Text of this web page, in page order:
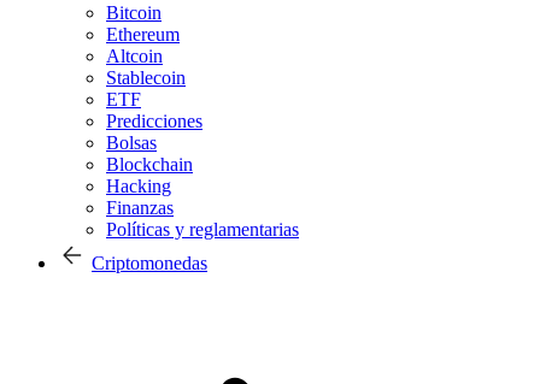
Bitcoin
Ethereum
Altcoin
Stablecoin
ETF
Predicciones
Bolsas
Blockchain
Hacking
Finanzas
Políticas y reglamentarias
Criptomonedas